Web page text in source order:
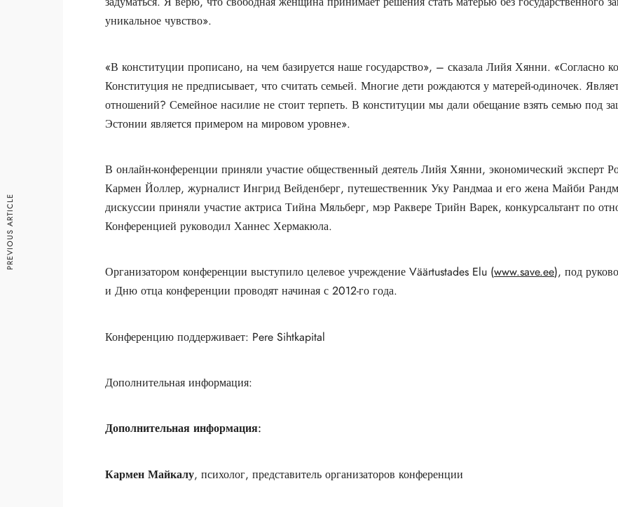
уникальное чувство».
«В конституции прописано, на чем базируется наше государство», – сказала Лийя Хянни. «Согласно
Конституция не предписывает, что считать семьей. Многие дети рождаются у матерей-одиночек.
отношений? Семейное насилие не стоит терпеть. В конституции мы дали обещание взять семью под
Эстонии является примером на мировом уровне».
В онлайн-конференции приняли участие общественный деятель Лийя Хянни, экономический эксперт
Кармен Йоллер, журналист Ингрид Вейденберг, путешественник Уку Рандмаа и его жена Майби
дискуссии приняли участие актриса Тийна Мяльберг, мэр Раквере Трийн Варек, конкурсальтант по
Конференцией руководил Ханнес Хермакюла.
Организатором конференции выступило целевое учреждение Väärtustades Elu (www.save.ee), под
и Дню отца конференции проводят начиная с 2012-го года.
Конференцию поддерживает: Pere Sihtkapital
Дополнительная информация:
Дополнительная информация:
Кармен Майкалу, психолог, представитель организаторов конференции
PREVIOUS ARTICLE